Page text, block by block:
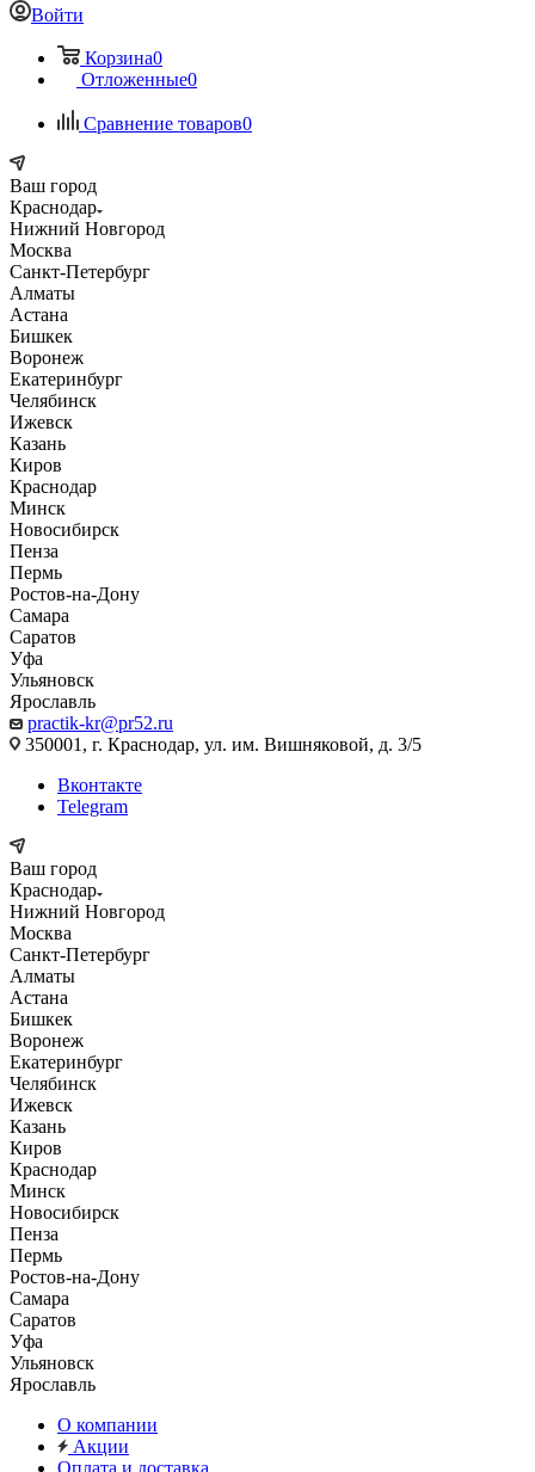
Войти
Корзина0
Отложенные0
Сравнение товаров0
Ваш город
Краснодар
Нижний Новгород
Москва
Санкт-Петербург
Алматы
Астана
Бишкек
Воронеж
Екатеринбург
Челябинск
Ижевск
Казань
Киров
Краснодар
Минск
Новосибирск
Пенза
Пермь
Ростов-на-Дону
Самара
Саратов
Уфа
Ульяновск
Ярославль
practik-kr@pr52.ru
350001, г. Краснодар, ул. им. Вишняковой, д. 3/5
Вконтакте
Telegram
Ваш город
Краснодар
Нижний Новгород
Москва
Санкт-Петербург
Алматы
Астана
Бишкек
Воронеж
Екатеринбург
Челябинск
Ижевск
Казань
Киров
Краснодар
Минск
Новосибирск
Пенза
Пермь
Ростов-на-Дону
Самара
Саратов
Уфа
Ульяновск
Ярославль
О компании
Акции
Оплата и доставка